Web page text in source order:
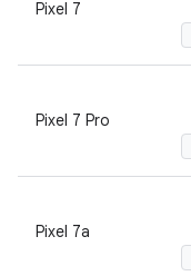
Pixel 7
Pixel 7 Pro
Pixel 7a